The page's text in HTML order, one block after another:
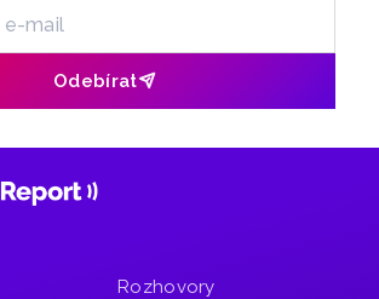
Odebírat
Rozhovory